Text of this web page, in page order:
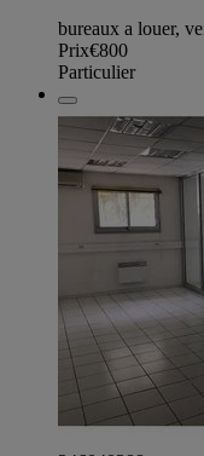
bureaux a louer,
Prix€800
Particulier